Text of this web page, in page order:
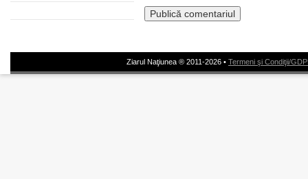
Ziarul Naţiunea ® 2011-2026 • Termeni şi Condiţii/